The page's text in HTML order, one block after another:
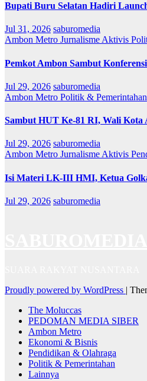
Bupati Buru Selatan Hadiri
Jul 31, 2026 saburomedia
Ambon Metro Jurnalisme Aktivis
Pemkot Ambon Sambut
Jul 29, 2026 saburomedia
Ambon Metro Politik & Pemerintahan
Sambut HUT Ke-81 RI, Wali Kota
Jul 29, 2026 saburomedia
Ambon Metro Jurnalisme Aktivis
Isi Materi LK-III HMI, Ketua
Jul 29, 2026 saburomedia
Proudly powered by WordPress |
The Moluccas
PEDOMAN MEDIA SIBER
Ambon Metro
Ekonomi & Bisnis
Pendidikan & Olahraga
Politik & Pemerintahan
Lainnya